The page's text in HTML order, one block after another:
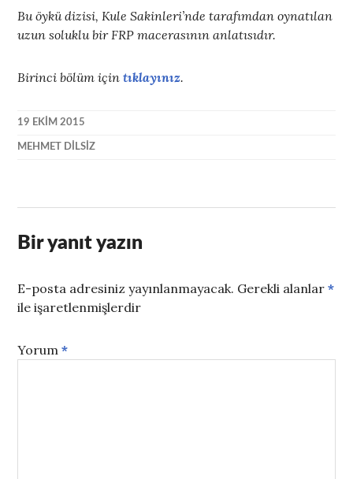
Bu öykü dizisi, Kule Sakinleri’nde tarafımdan oynatılan
uzun soluklu bir FRP macerasının anlatısıdır.
Birinci bölüm içintıklayınız.
19 EKIM 2015
MEHMET DILSIZ
Bir yanıt yazın
E-posta adresiniz yayınlanmayacak. Gerekli alanlar*
ile işaretlenmişlerdir
Yorum*